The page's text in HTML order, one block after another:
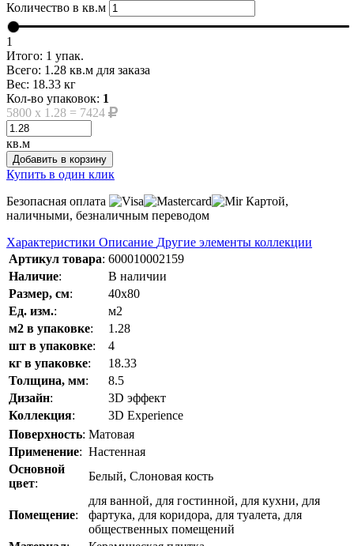
Количество в кв.м
1
Итого: 1 упак.
Всего: 1.28 кв.м для заказа
Вес: 18.33 кг
Кол-во упаковок: 1
5800 x 1.28 = 7424
кв.м
Добавить в корзину
Купить в один клик
Безопасная оплата
Картой,
наличными, безналичным переводом
Характеристики Описание Другие элементы коллекции
Артикул товара: 600010002159
Наличие:
В наличии
Размер, см:
40x80
Ед. изм.:
м2
м2 в упаковке:
1.28
шт в упаковке:
4
кг в упаковке:
18.33
Толщина, мм:
8.5
Дизайн:
3D эффект
Коллекция:
3D Experience
Поверхность: Матовая
Применение: Настенная
Основной
цвет:
Белый, Слоновая кость
Помещение:
для ванной, для гостинной, для кухни, для
фартука, для коридора, для туалета, для
общественных помещений